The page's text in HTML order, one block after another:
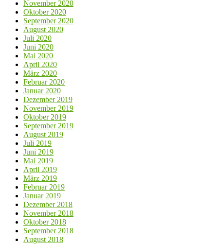
November 2020
Oktober 2020
September 2020
August 2020
Juli 2020
Juni 2020
Mai 2020
April 2020
März 2020
Februar 2020
Januar 2020
Dezember 2019
November 2019
Oktober 2019
September 2019
August 2019
Juli 2019
Juni 2019
Mai 2019
April 2019
März 2019
Februar 2019
Januar 2019
Dezember 2018
November 2018
Oktober 2018
September 2018
August 2018